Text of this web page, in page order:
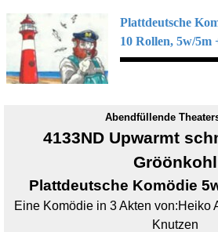
Plattdeutsche
10 Rollen, 5w/5m
Abendfüllende
4133ND Upwarmt
Gröönkohl
Plattdeutsche Komödie
Eine Komödie in 3 Akten von:Heiko
Knutzen